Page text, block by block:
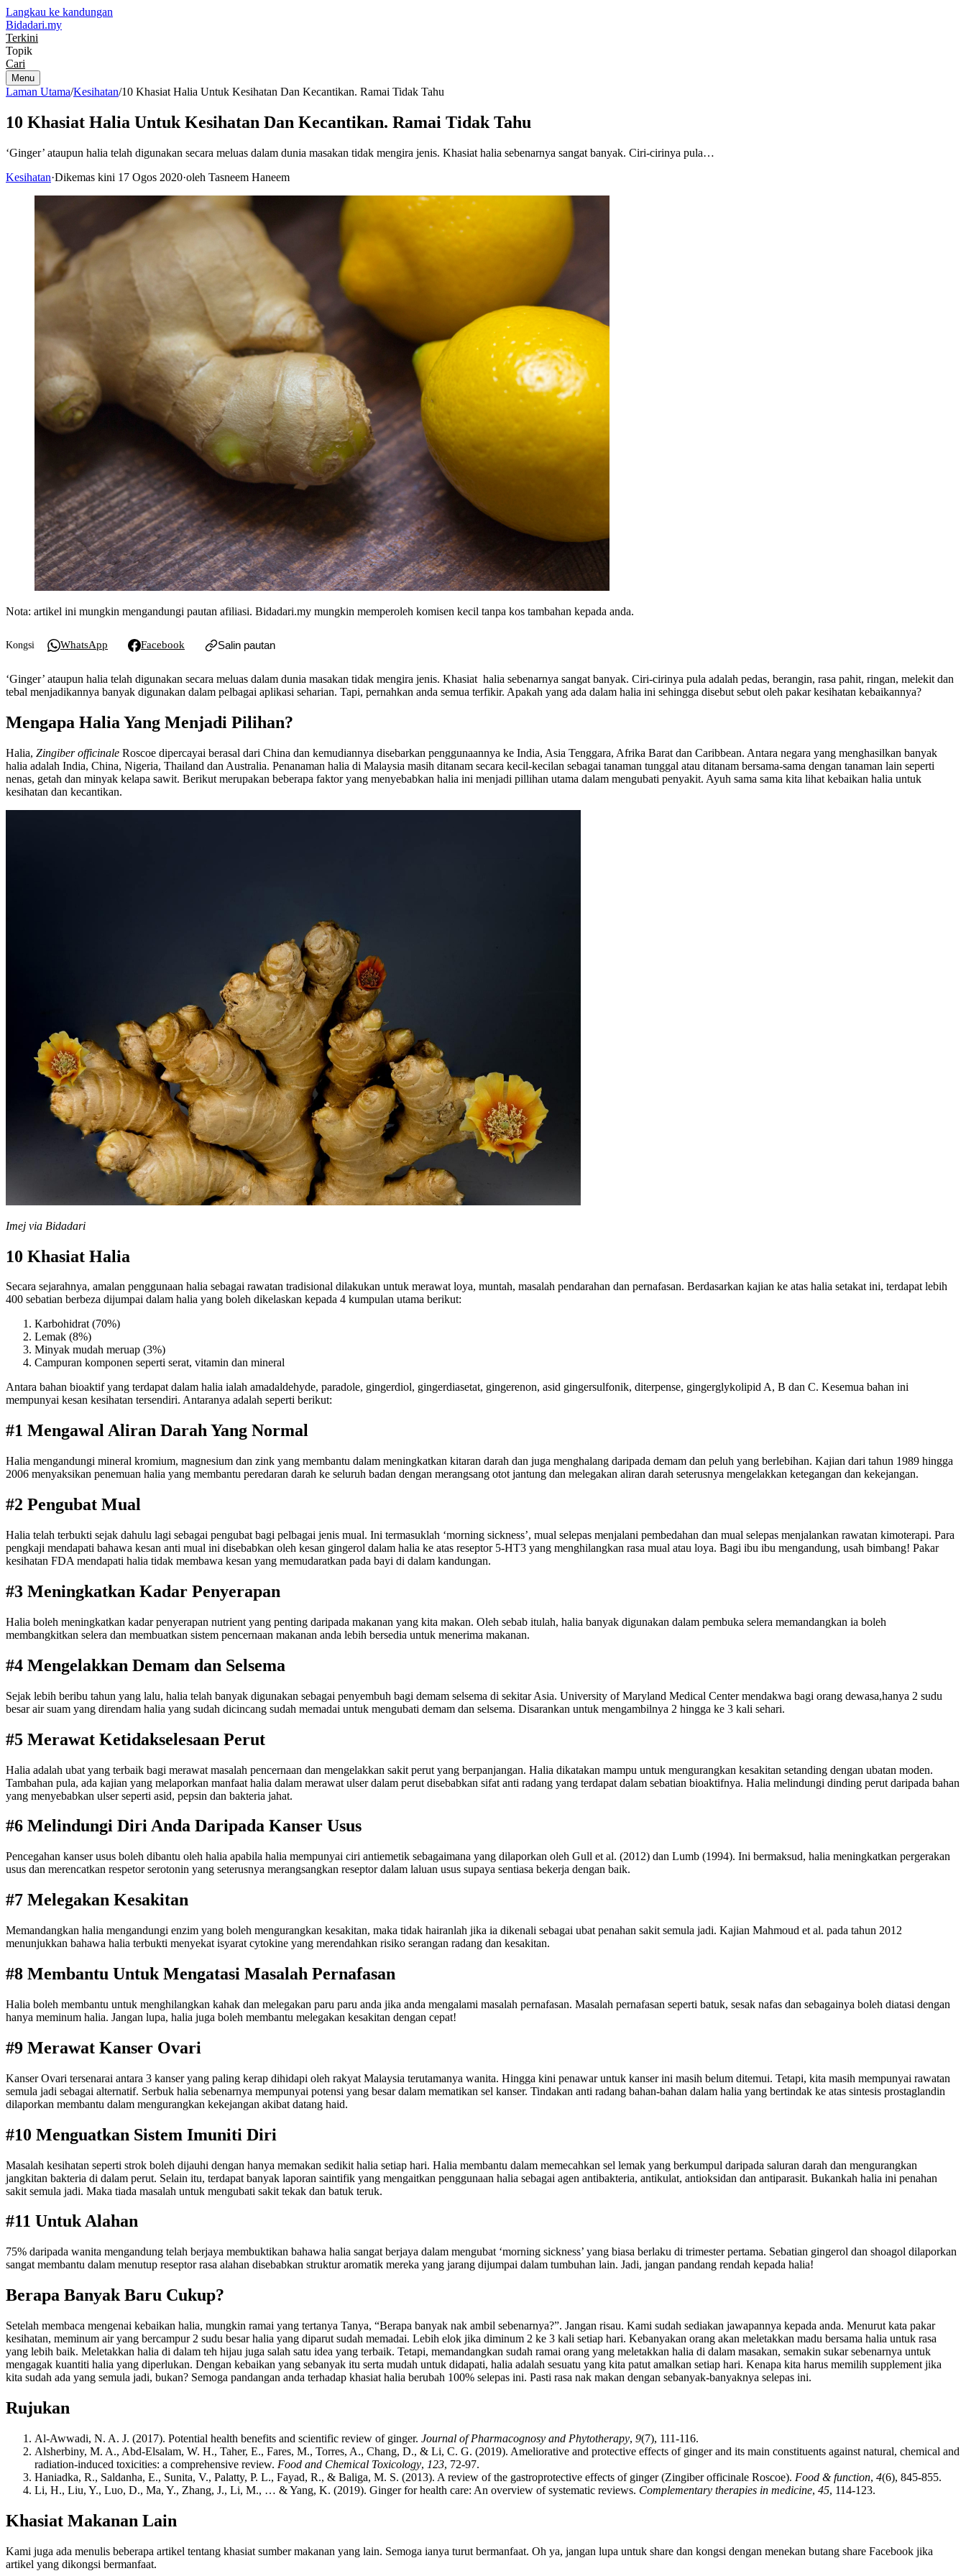
Langkau ke kandungan
Bidadari.my
Terkini
Topik
Cari
Menu
Laman Utama/Kesihatan/10 Khasiat Halia Untuk Kesihatan Dan Kecantikan. Ramai Tidak Tahu
10 Khasiat Halia Untuk Kesihatan Dan Kecantikan. Ramai Tidak Tahu
‘Ginger’ ataupun halia telah digunakan secara meluas dalam dunia masakan tidak mengira jenis. Khasiat halia sebenarnya sangat banyak. Ciri-cirinya pula…
Kesihatan·Dikemas kini 17 Ogos 2020·oleh Tasneem Haneem
Nota: artikel ini mungkin mengandungi pautan afiliasi. Bidadari.my mungkin memperoleh komisen kecil tanpa kos tambahan kepada anda.
Kongsi WhatsApp Facebook Salin pautan
‘Ginger’ ataupun halia telah digunakan secara meluas dalam dunia masakan tidak mengira jenis. Khasiat halia sebenarnya sangat banyak. Ciri-cirinya pula adalah pedas, berangin, rasa pahit, ringan, melekit dan
tebal menjadikannya banyak digunakan dalam pelbagai aplikasi seharian. Tapi, pernahkan anda semua terfikir. Apakah yang ada dalam halia ini sehingga disebut sebut oleh pakar kesihatan kebaikannya?
Mengapa Halia Yang Menjadi Pilihan?
Halia, Zingiber officinale Roscoe dipercayai berasal dari China dan kemudiannya disebarkan penggunaannya ke India, Asia Tenggara, Afrika Barat dan Caribbean. Antara negara yang menghasilkan banyak
halia adalah India, China, Nigeria, Thailand dan Australia. Penanaman halia di Malaysia masih ditanam secara kecil-kecilan sebagai tanaman tunggal atau ditanam bersama-sama dengan tanaman lain seperti
nenas, getah dan minyak kelapa sawit. Berikut merupakan beberapa faktor yang menyebabkan halia ini menjadi pillihan utama dalam mengubati penyakit. Ayuh sama sama kita lihat kebaikan halia untuk
kesihatan dan kecantikan.
Imej via Bidadari
10 Khasiat Halia
Secara sejarahnya, amalan penggunaan halia sebagai rawatan tradisional dilakukan untuk merawat loya, muntah, masalah pendarahan dan pernafasan. Berdasarkan kajian ke atas halia setakat ini, terdapat lebih
400 sebatian berbeza dijumpai dalam halia yang boleh dikelaskan kepada 4 kumpulan utama berikut:
Karbohidrat (70%)
Lemak (8%)
Minyak mudah meruap (3%)
Campuran komponen seperti serat, vitamin dan mineral
Antara bahan bioaktif yang terdapat dalam halia ialah amadaldehyde, paradole, gingerdiol, gingerdiasetat, gingerenon, asid gingersulfonik, diterpense, gingerglykolipid A, B dan C. Kesemua bahan ini
mempunyai kesan kesihatan tersendiri. Antaranya adalah seperti berikut:
#1 Mengawal Aliran Darah Yang Normal
Halia mengandungi mineral kromium, magnesium dan zink yang membantu dalam meningkatkan kitaran darah dan juga menghalang daripada demam dan peluh yang berlebihan. Kajian dari tahun 1989 hingga
2006 menyaksikan penemuan halia yang membantu peredaran darah ke seluruh badan dengan merangsang otot jantung dan melegakan aliran darah seterusnya mengelakkan ketegangan dan kekejangan.
#2 Pengubat Mual
Halia telah terbukti sejak dahulu lagi sebagai pengubat bagi pelbagai jenis mual. Ini termasuklah ‘morning sickness’, mual selepas menjalani pembedahan dan mual selepas menjalankan rawatan kimoterapi. Para
pengkaji mendapati bahawa kesan anti mual ini disebabkan oleh kesan gingerol dalam halia ke atas reseptor 5-HT3 yang menghilangkan rasa mual atau loya. Bagi ibu ibu mengandung, usah bimbang! Pakar
kesihatan FDA mendapati halia tidak membawa kesan yang memudaratkan pada bayi di dalam kandungan.
#3 Meningkatkan Kadar Penyerapan
Halia boleh meningkatkan kadar penyerapan nutrient yang penting daripada makanan yang kita makan. Oleh sebab itulah, halia banyak digunakan dalam pembuka selera memandangkan ia boleh
membangkitkan selera dan membuatkan sistem pencernaan makanan anda lebih bersedia untuk menerima makanan.
#4 Mengelakkan Demam dan Selsema
Sejak lebih beribu tahun yang lalu, halia telah banyak digunakan sebagai penyembuh bagi demam selsema di sekitar Asia. University of Maryland Medical Center mendakwa bagi orang dewasa,hanya 2 sudu
besar air suam yang direndam halia yang sudah dicincang sudah memadai untuk mengubati demam dan selsema. Disarankan untuk mengambilnya 2 hingga ke 3 kali sehari.
#5 Merawat Ketidakselesaan Perut
Halia adalah ubat yang terbaik bagi merawat masalah pencernaan dan mengelakkan sakit perut yang berpanjangan. Halia dikatakan mampu untuk mengurangkan kesakitan setanding dengan ubatan moden.
Tambahan pula, ada kajian yang melaporkan manfaat halia dalam merawat ulser dalam perut disebabkan sifat anti radang yang terdapat dalam sebatian bioaktifnya. Halia melindungi dinding perut daripada bahan
yang menyebabkan ulser seperti asid, pepsin dan bakteria jahat.
#6 Melindungi Diri Anda Daripada Kanser Usus
Pencegahan kanser usus boleh dibantu oleh halia apabila halia mempunyai ciri antiemetik sebagaimana yang dilaporkan oleh Gull et al. (2012) dan Lumb (1994). Ini bermaksud, halia meningkatkan pergerakan
usus dan merencatkan respetor serotonin yang seterusnya merangsangkan reseptor dalam laluan usus supaya sentiasa bekerja dengan baik.
#7 Melegakan Kesakitan
Memandangkan halia mengandungi enzim yang boleh mengurangkan kesakitan, maka tidak hairanlah jika ia dikenali sebagai ubat penahan sakit semula jadi. Kajian Mahmoud et al. pada tahun 2012
menunjukkan bahawa halia terbukti menyekat isyarat cytokine yang merendahkan risiko serangan radang dan kesakitan.
#8 Membantu Untuk Mengatasi Masalah Pernafasan
Halia boleh membantu untuk menghilangkan kahak dan melegakan paru paru anda jika anda mengalami masalah pernafasan. Masalah pernafasan seperti batuk, sesak nafas dan sebagainya boleh diatasi dengan
hanya meminum halia. Jangan lupa, halia juga boleh membantu melegakan kesakitan dengan cepat!
#9 Merawat Kanser Ovari
Kanser Ovari tersenarai antara 3 kanser yang paling kerap dihidapi oleh rakyat Malaysia terutamanya wanita. Hingga kini penawar untuk kanser ini masih belum ditemui. Tetapi, kita masih mempunyai rawatan
semula jadi sebagai alternatif. Serbuk halia sebenarnya mempunyai potensi yang besar dalam mematikan sel kanser. Tindakan anti radang bahan-bahan dalam halia yang bertindak ke atas sintesis prostaglandin
dilaporkan membantu dalam mengurangkan kekejangan akibat datang haid.
#10 Menguatkan Sistem Imuniti Diri
Masalah kesihatan seperti strok boleh dijauhi dengan hanya memakan sedikit halia setiap hari. Halia membantu dalam memecahkan sel lemak yang berkumpul daripada saluran darah dan mengurangkan
jangkitan bakteria di dalam perut. Selain itu, terdapat banyak laporan saintifik yang mengaitkan penggunaan halia sebagai agen antibakteria, antikulat, antioksidan dan antiparasit. Bukankah halia ini penahan
sakit semula jadi. Maka tiada masalah untuk mengubati sakit tekak dan batuk teruk.
#11 Untuk Alahan
75% daripada wanita mengandung telah berjaya membuktikan bahawa halia sangat berjaya dalam mengubat ‘morning sickness’ yang biasa berlaku di trimester pertama. Sebatian gingerol dan shoagol dilaporkan
sangat membantu dalam menutup reseptor rasa alahan disebabkan struktur aromatik mereka yang jarang dijumpai dalam tumbuhan lain. Jadi, jangan pandang rendah kepada halia!
Berapa Banyak Baru Cukup?
Setelah membaca mengenai kebaikan halia, mungkin ramai yang tertanya Tanya, “Berapa banyak nak ambil sebenarnya?”. Jangan risau. Kami sudah sediakan jawapannya kepada anda. Menurut kata pakar
kesihatan, meminum air yang bercampur 2 sudu besar halia yang diparut sudah memadai. Lebih elok jika diminum 2 ke 3 kali setiap hari. Kebanyakan orang akan meletakkan madu bersama halia untuk rasa
yang lebih baik. Meletakkan halia di dalam teh hijau juga salah satu idea yang terbaik. Tetapi, memandangkan sudah ramai orang yang meletakkan halia di dalam masakan, semakin sukar sebenarnya untuk
mengagak kuantiti halia yang diperlukan. Dengan kebaikan yang sebanyak itu serta mudah untuk didapati, halia adalah sesuatu yang kita patut amalkan setiap hari. Kenapa kita harus memilih supplement jika
kita sudah ada yang semula jadi, bukan? Semoga pandangan anda terhadap khasiat halia berubah 100% selepas ini. Pasti rasa nak makan dengan sebanyak-banyaknya selepas ini.
Rujukan
Al-Awwadi, N. A. J. (2017). Potential health benefits and scientific review of ginger. Journal of Pharmacognosy and Phytotherapy, 9(7), 111-116.
Alsherbiny, M. A., Abd-Elsalam, W. H., Taher, E., Fares, M., Torres, A., Chang, D., & Li, C. G. (2019). Ameliorative and protective effects of ginger and its main constituents against natural, chemical and
radiation-induced toxicities: a comprehensive review. Food and Chemical Toxicology, 123, 72-97.
Haniadka, R., Saldanha, E., Sunita, V., Palatty, P. L., Fayad, R., & Baliga, M. S. (2013). A review of the gastroprotective effects of ginger (Zingiber officinale Roscoe). Food & function, 4(6), 845-855.
Li, H., Liu, Y., Luo, D., Ma, Y., Zhang, J., Li, M., … & Yang, K. (2019). Ginger for health care: An overview of systematic reviews. Complementary therapies in medicine, 45, 114-123.
Khasiat Makanan Lain
Kami juga ada menulis beberapa artikel tentang khasiat sumber makanan yang lain. Semoga ianya turut bermanfaat. Oh ya, jangan lupa untuk share dan kongsi dengan menekan butang share Facebook jika
artikel yang dikongsi bermanfaat.